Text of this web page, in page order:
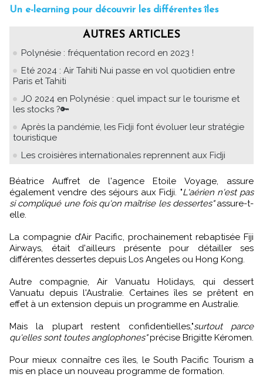
Un e-learning pour découvrir les différentes îles
AUTRES ARTICLES
Polynésie : fréquentation record en 2023 !
Eté 2024 : Air Tahiti Nui passe en vol quotidien entre
Paris et Tahiti
JO 2024 en Polynésie : quel impact sur le tourisme et
les stocks ?🔑
Après la pandémie, les Fidji font évoluer leur stratégie
touristique
Les croisières internationales reprennent aux Fidji
Béatrice Auffret de l'agence Etoile Voyage, assure
également vendre des séjours aux Fidji. "L'aérien n'est pas
si compliqué une fois qu'on maîtrise les dessertes"assure-t-
elle.
La compagnie d’Air Pacific, prochainement rebaptisée Fiji
Airways, était d'ailleurs présente pour détailler ses
différentes dessertes depuis Los Angeles ou Hong Kong.
Autre compagnie, Air Vanuatu Holidays, qui dessert
Vanuatu depuis l'Australie. Certaines îles se prêtent en
effet à un extension depuis un programme en Australie.
Mais la plupart restent confidentielles,"surtout parce
qu'elles sont toutes anglophones"précise Brigitte Kéromen.
Pour mieux connaître ces îles, le South Pacific Tourism a
mis en place un nouveau programme de formation.